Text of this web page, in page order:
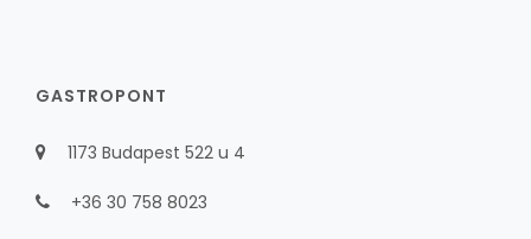
GASTROPONT
1173 Budapest 522 u 4
+36 30 758 8023